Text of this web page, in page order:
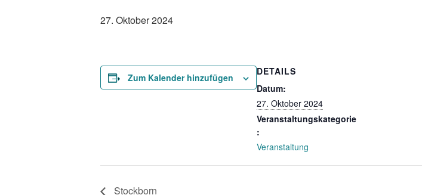
27. Oktober 2024
Zum Kalender hinzufügen
DETAILS
Datum:
27. Oktober 2024
Veranstaltungskategorie
:
Veranstaltung
Stockborn